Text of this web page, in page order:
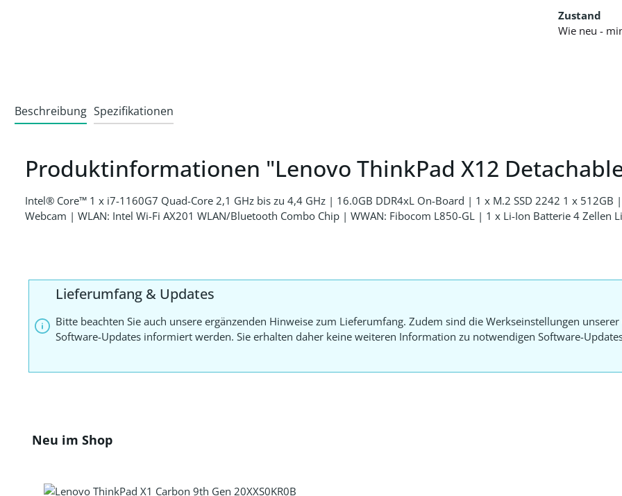
Zustand
Wie neu -
Beschreibung Spezifikationen
Produktinformationen "Lenovo ThinkPad X12
Intel® Core™ 1 x i7-1160G7 Quad-Core 2,1 GHz bis zu 4,4 GHz | 16.0GB DDR4xL On-Board | 1 x M.2 SSD 2242 1 x
Webcam | WLAN: Intel Wi-Fi AX201 WLAN/Bluetooth Combo Chip | WWAN: Fibocom L850-GL | 1 x Li-Ion Batterie 4 Zellen
Lieferumfang & Updates
Bitte beachten Sie auch unsere ergänzenden Hinweise zum Lieferumfang. Zudem sind die Werkseinstellungen
Software-Updates informiert werden. Sie erhalten daher keine weiteren Information zu notwendigen Software-
Produktgalerie überspringen
Neu im Shop